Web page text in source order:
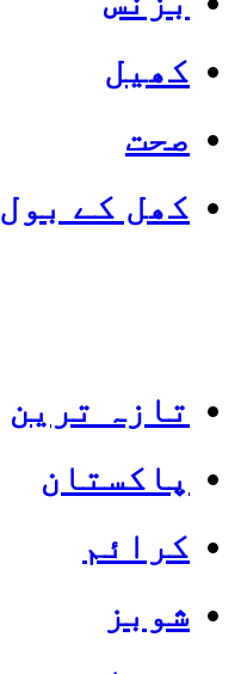
کھیل
صحت
کھل کے بول
تازہ ترین
پاکستان
کرائم
شوبز
Categories
Top News